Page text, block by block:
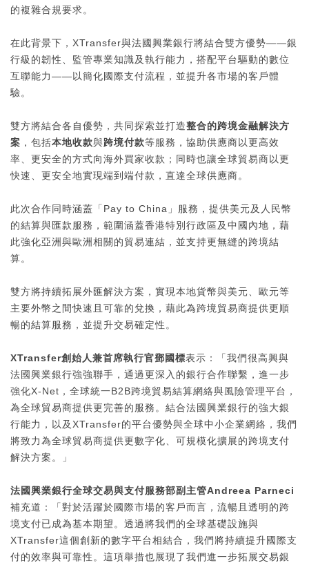
的複雜合規要求。
在此背景下，XTransfer與法國興業銀行將結合雙方優勢——銀
行級的韌性、監管專業知識及執行能力，搭配平台驅動的數位
互聯能力——以簡化國際支付流程，並提升各市場的客戶體
驗。
雙方將結合各自優勢，共同探索並打造整合的跨境金融解決方
案 ，包括本地收款與跨境付款等服務，協助供應商以更高效
率、更安全的方式向海外買家收款；同時也讓全球貿易商以更
快速、更安全地實現端到端付款，直達全球供應商。
此次合作同時涵蓋「Pay to China」服務，提供美元及人民幣
的結算與匯款服務，範圍涵蓋香港特別行政區及中國內地，藉
此強化亞洲與歐洲相關的貿易連結，並支持更無縫的跨境結
算。
雙方將持續拓展外匯解決方案，實現本地貨幣與美元、歐元等
主要外幣之間快速且可靠的兌換，藉此為跨境貿易商提供更順
暢的結算服務，並提升交易確定性。
XTransfer創始人兼首席執行官鄧國標表示：「我們很高興與
法國興業銀行強強聯手，通過更深入的銀行合作聯繫，進一步
強化X-Net，全球統一B2B跨境貿易結算網絡與風險管理平台，
為全球貿易商提供更完善的服務。結合法國興業銀行的強大銀
行能力，以及XTransfer的平台優勢與全球中小企業網絡，我們
將致力為全球貿易商提供更數字化、可規模化擴展的跨境支付
解決方案。」
法國興業銀行全球交易與支付服務部副主管Andreea Parneci
補充道：「對於活躍於國際市場的客戶而言，流暢且透明的跨
境支付已成為基本期望。透過將我們的全球基礎設施與
XTransfer這個創新的數字平台相結合，我們將持續提升國際支
付的效率與可靠性。這項舉措也展現了我們進一步拓展交易銀